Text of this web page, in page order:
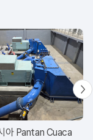
아 Pantan Cuaca